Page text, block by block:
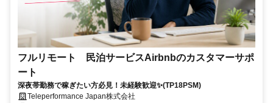
フルリモート 民泊サービスAirbnbのカスタマーサポ
ート
深夜帯勤務で稼ぎたい方必見！未経験歓迎✨(TP18PSM)
Teleperformance Japan株式会社